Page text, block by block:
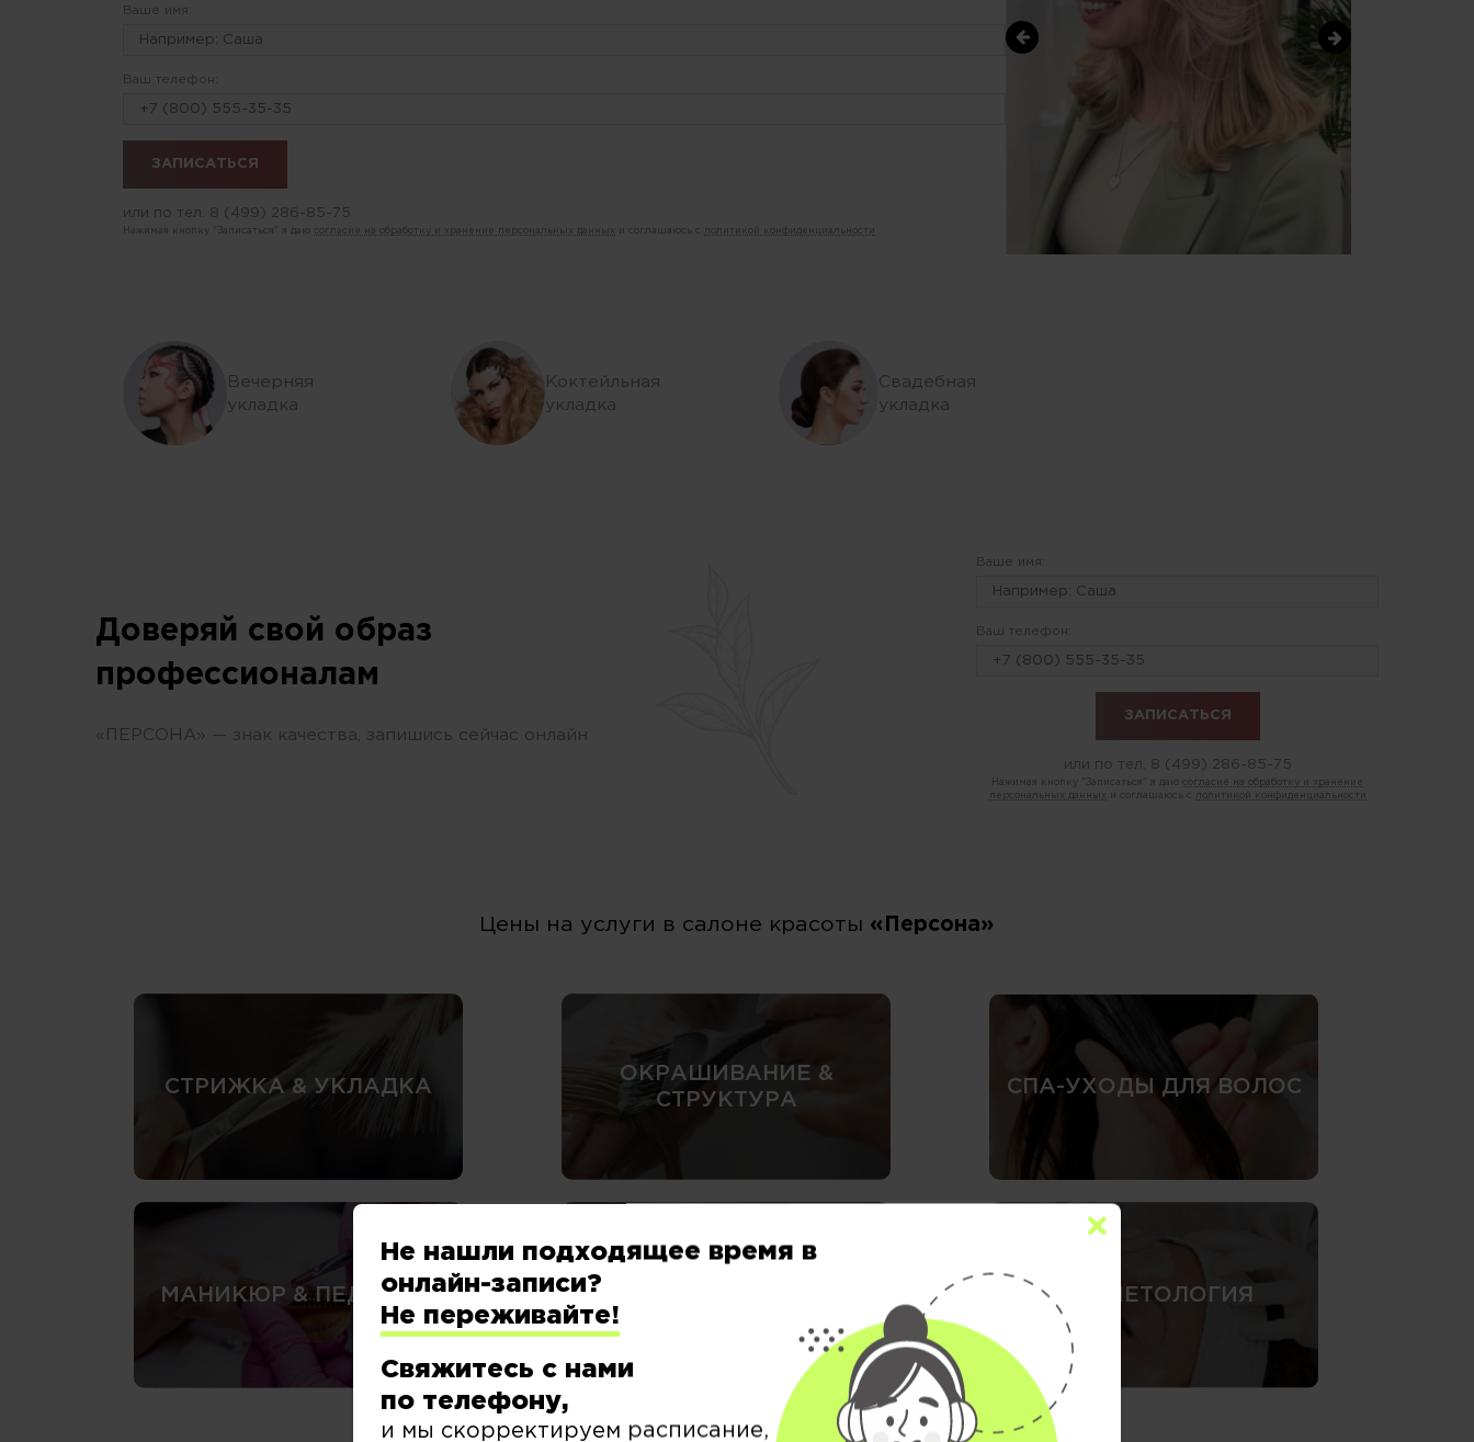
Ваше имя:
Ваш телефон:
или по тел. 8 (499) 286-85-75
Нажимая кнопку "Записаться" я даю согласие на обработку и хранение персональных данных и соглашаюсь с политикой конфиденциальности
Вечерняя
укладка
Коктейльная
укладка
Свадебная
укладка
Доверяй свой образ
профессионалам
«ПЕРСОНА» — знак качества, запишись сейчас онлайн
Ваше имя:
Ваш телефон:
или по тел. 8 (499) 286-85-75
Нажимая кнопку "Записаться" я даю
согласие на обработку и хранение
персональных данных
и соглашаюсь с политикой конфиденциальности
Цены на услуги в салоне красоты «Персона»
СТРИЖКА & УКЛАДКА
ОКРАШИВАНИЕ &
СТРУКТУРА
СПА-УХОДЫ ДЛЯ ВОЛОС
МАНИКЮР & ПЕДИКЮР КОСМЕТОЛОГИЯ
Не нашли подходящее время в
онлайн-записи?
Не переживайте!
Свяжитесь с нами
по телефону,
и мы скорректируем расписание,